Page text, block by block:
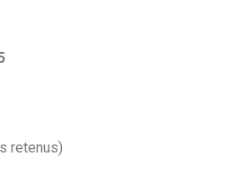
retenus)